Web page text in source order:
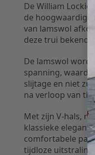
De William
de hoogwaardige
van lamswol
deze trui bekend
De lamswol
spanning,
slijtage en niet
na verloop van
Met zijn V-hals,
klassieke
comfortabele
tijdloze uitstraling